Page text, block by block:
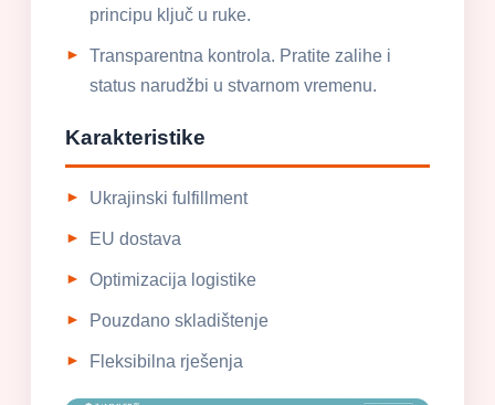
principu ključ u ruke.
Transparentna kontrola. Pratite zalihe i
status narudžbi u stvarnom vremenu.
Karakteristike
Ukrajinski fulfillment
EU dostava
Optimizacija logistike
Pouzdano skladištenje
Fleksibilna rješenja